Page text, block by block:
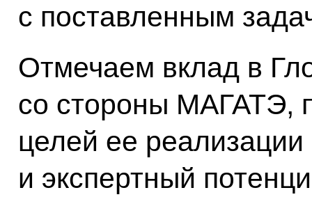
с поставленным
Отмечаем вклад в
со стороны МАГАТЭ,
целей ее реализации
и экспертный